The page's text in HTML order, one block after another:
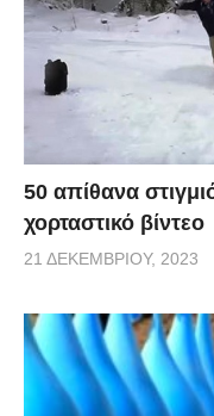
50 απίθανα
χορταστικό βίντεο
21 ΔΕΚΕΜΒΡΊΟΥ, 2023